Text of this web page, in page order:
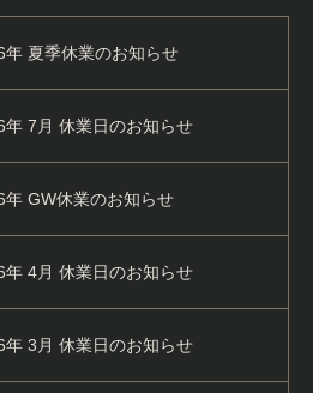
年 夏季休業のお知らせ
年 7月 休業日のお知らせ
年 GW休業のお知らせ
年 4月 休業日のお知らせ
年 3月 休業日のお知らせ